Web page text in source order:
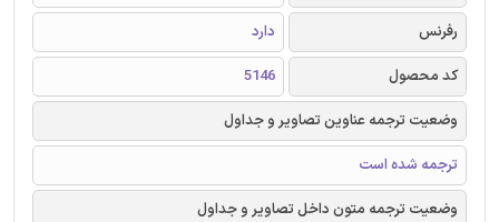
رفرنس
دارد
کد محصول
5146
وضعیت ترجمه عناوین تصاویر و جداول
ترجمه شده است
وضعیت ترجمه متون داخل تصاویر و جداول